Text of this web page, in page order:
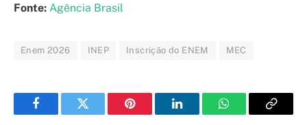
Fonte: Agência Brasil
Enem 2026 INEP Inscrição do ENEM MEC
FacebookTwitter Pinterest LinkedInWhatsAppCopy